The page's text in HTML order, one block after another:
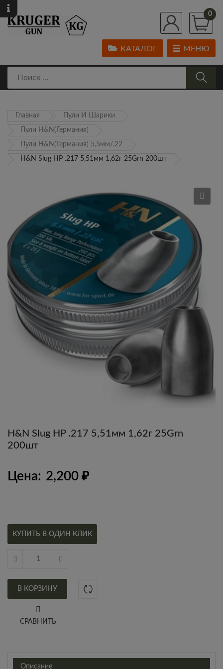
0
МЕНЮ
КАТАЛОГ
Главная Пули И Шарики
Пули H&N(Германия)
Пули H&N(Германия) 5,5мм/.22
H&N Slug HP .217 5,51мм 1,62г 25Grn 200шт
H&N Slug HP .217 5,51мм 1,62г 25Grn
200шт
Цена: 2,200 ₽
КУПИТЬ В ОДИН КЛИК
В КОРЗИНУ
СРАВНИТЬ
Описание